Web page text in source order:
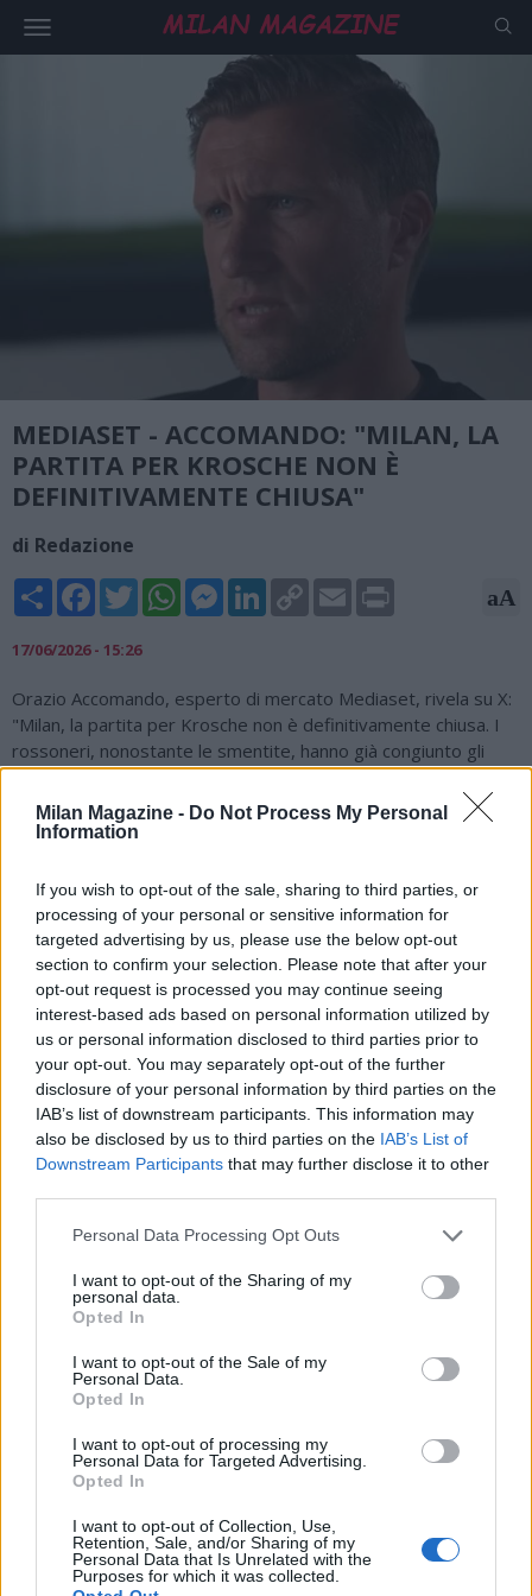
Milan Magazine - Do Not Process My Personal
Information
If you wish to opt-out of the sale, sharing to third parties, or
processing of your personal or sensitive information for
targeted advertising by us, please use the below opt-out
section to confirm your selection. Please note that after your
opt-out request is processed you may continue seeing
interest-based ads based on personal information utilized by
us or personal information disclosed to third parties prior to
your opt-out. You may separately opt-out of the further
disclosure of your personal information by third parties on the
IAB’s list of downstream participants. This information may
also be disclosed by us to third parties on the IAB’s List of
Downstream Participants that may further disclose it to other
Personal Data Processing Opt Outs
I want to opt-out of the Sharing of my
personal data.
Opted In
I want to opt-out of the Sale of my
Personal Data.
Opted In
I want to opt-out of processing my
Personal Data for Targeted Advertising.
Opted In
I want to opt-out of Collection, Use,
Retention, Sale, and/or Sharing of my
Personal Data that Is Unrelated with the
Purposes for which it was collected.
MEDIASET - ACCOMANDO: "MILAN, LA
PARTITA PER KROSCHE NON È
DEFINITIVAMENTE CHIUSA"
di Redazione
Share FacebookTwitterWhatsAppMessengerLinkedInCopy
Link
Email aA
17/06/2026 - 15:26
Orazio Accomando, esperto di mercato Mediaset, rivela su X:
"Milan, la partita per Krosche non è definitivamente chiusa. I
rossoneri, nonostante le smentite, hanno già congiunto gli
accordi con il dirigente (coinvolto nella scelta Amorim) per
affidargli l’area Sportiva. L’Eintracht ha deciso di bloccare
Krosche. Possibilità ridotte ma Cardinale potrebbe fare un
Milan, la partita per Krosche non è definitivamente chiusa. I
rossoneri, nonostante le smentite, hanno già congiunto gli
accordi con il dirigente (coinvolto nella scelta Amorim) per
affidargli l’area Sportiva. L’Eintracht ha deciso di bloccare
Krosche. Possibilità ridotte ma…
— Orazio Accomando (@OAccomando91)June 17, 2026
VAI ALLA VERSIONE CLASSICA
Il materiale (testo, foto e video) consultabile in questo portale è di nostra proprietà.